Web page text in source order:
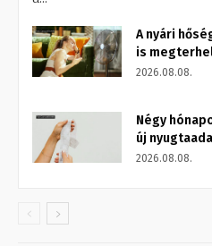
A nyári
is
2026.08.08.
Négy
új
2026.08.08.